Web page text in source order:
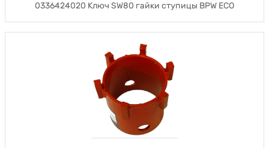
0336424020 Ключ SW80 гайки ступицы BPW ECO